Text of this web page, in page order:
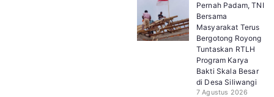
Pernah Padam, TNI
Bersama
Masyarakat Terus
Bergotong Royong
Tuntaskan RTLH
Program Karya
Bakti Skala Besar
di Desa Siliwangi
7 Agustus 2026